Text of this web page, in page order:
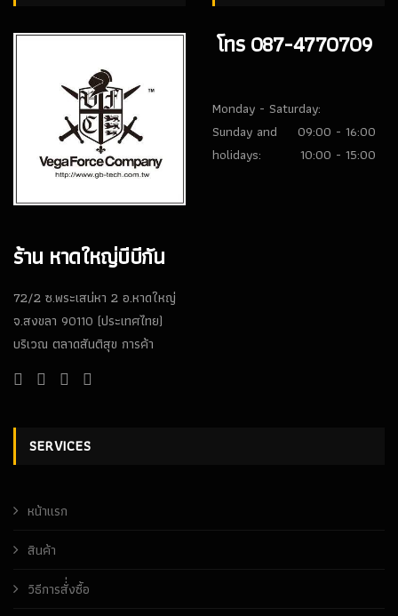
ร้าน หาดใหญ่บีบีกัน
72/2 ซ.พระเสน่หา 2 อ.หาดใหญ่
จ.สงขลา 90110 (ประเทศไทย)
บริเวณ ตลาดสันติสุข การค้า
โทร 087-4770709
Monday - Saturday:
09:00 - 16:00
Sunday and
holidays:
10:00 - 15:00
SERVICES
หน้าเเรก
สินค้า
วิธีการสั่่งซื้อ